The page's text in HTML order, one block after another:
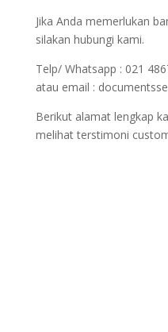
Jika Anda memerlukan
silakan hubungi kami.
Telp/ Whatsapp : 021
atau email :
Berikut alamat lengkap
melihat terstimoni